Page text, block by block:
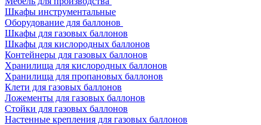
Шкафы инструментальные
Оборудование для баллонов
Шкафы для газовых баллонов
Шкафы для кислородных баллонов
Контейнеры для газовых баллонов
Хранилища для кислородных баллонов
Хранилища для пропановых баллонов
Клети для газовых баллонов
Ложементы для газовых баллонов
Стойки для газовых баллонов
Настенные крепления для газовых баллонов